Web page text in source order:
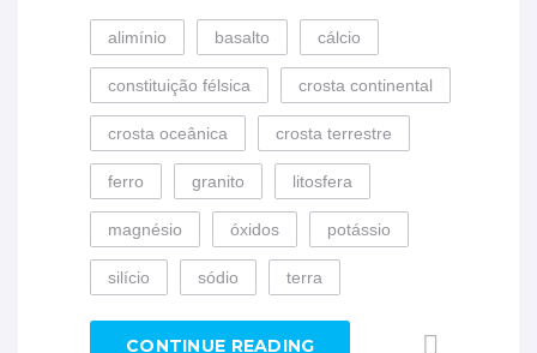
alimínio basalto cálcio
constituição félsica crosta continental
crosta oceânica crosta terrestre
ferro granito litosfera
magnésio óxidos potássio
silício sódio terra
CONTINUE READING